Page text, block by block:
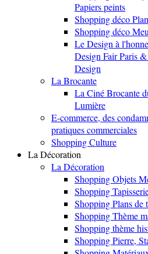
Papiers peints
Shopping déco
Shopping déco
Le Design à
Design Fair Paris
Design
La Brocante
La Ciné Brocante
Lumière
E-commerce, des
pratiques commerciales
Shopping Culture
La Décoration
La Décoration
Shopping Objets
Shopping
Shopping Plans de
Shopping Thème
Shopping thème
Shopping Pierre,